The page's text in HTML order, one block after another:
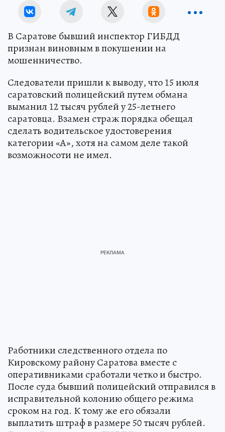
В Саратове бывший инспектор ГИБДД
признан виновным в покушении на
мошенничество.
Следователи пришли к выводу, что 15 июля
саратовский полицейский путем обмана
выманил 12 тысяч рублей у 25-летнего
саратовца. Взамен страж порядка обещал
сделать водительское удостоверения
категории «А», хотя на самом деле такой
возможносоти не имел.
Работники следственного отдела по
Кировскому району Саратова вместе с
оперативниками сработали четко и быстро.
После суда бывший полицейский отправился в
исправительной колонию общего режима
сроком на год. К тому же его обязали
выплатить штраф в размере 50 тысяч рублей.